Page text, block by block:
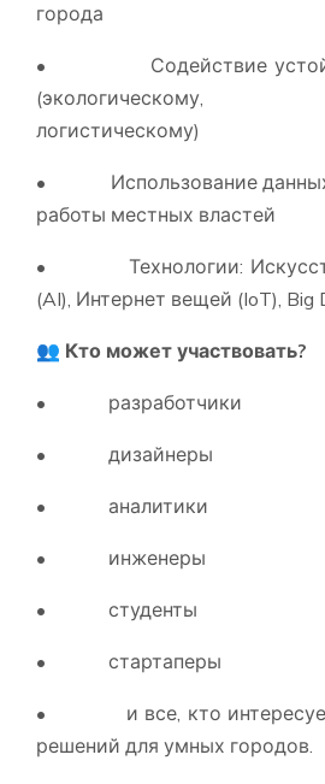
города
• Содействие
(экологическому,
логистическому)
• Использование данных
работы местных властей
• Технологии:
(AI), Интернет вещей (IoT), Big
👥 Кто может участвовать?
• разработчики
• дизайнеры
• аналитики
• инженеры
• студенты
• стартаперы
• и все, кто
решений для умных городов.